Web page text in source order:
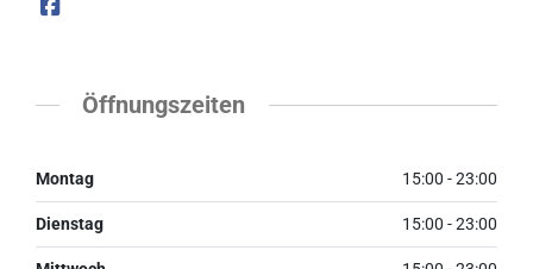
Öffnungszeiten
Montag 15:00 - 23:00
Dienstag 15:00 - 23:00